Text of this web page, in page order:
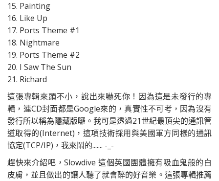
15. Painting
16. Like Up
17. Ports Theme #1
18. Nightmare
19. Ports Theme #2
20. I Saw The Sun
21. Richard
這張專輯來頭不小，說出來嚇死你！因為這是未發行的專
輯，連CD封面都是Google來的，真實性不可考，因為沒有
發行所以稱為隱藏版囉。我可是透過21世紀最頂尖的通訊管
道取得的(Internet)，這項技術採用與美國軍方同樣的通訊
協定(TCP/IP)，我來鬧的....... -_-
趕快來介紹吧，Slowdive 這個英國團體擁有吸血鬼般的白
皮膚，並且做出的讓人聽了就會醉的好音樂。這張專輯推薦